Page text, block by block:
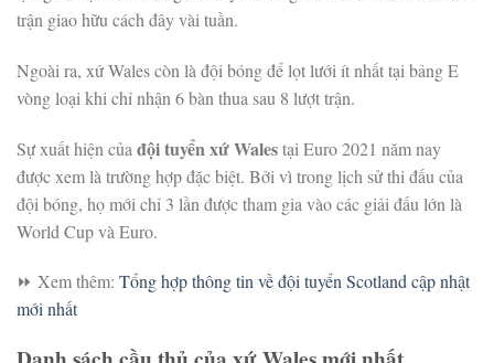
trận giao hữu cách đây vài tuần.
Ngoài ra, xứ Wales còn là đội bóng để lọt lưới ít nhất tại bảng E
vòng loại khi chỉ nhận 6 bàn thua sau 8 lượt trận.
Sự xuất hiện của đội tuyển xứ Walestại Euro 2021 năm nay
được xem là trường hợp đặc biệt. Bởi vì trong lịch sử thi đấu của
đội bóng, họ mới chỉ 3 lần được tham gia vào các giải đấu lớn là
World Cup và Euro.
⏩ Xem thêm: Tổng hợp thông tin về đội tuyển Scotland cập nhật
mới nhất